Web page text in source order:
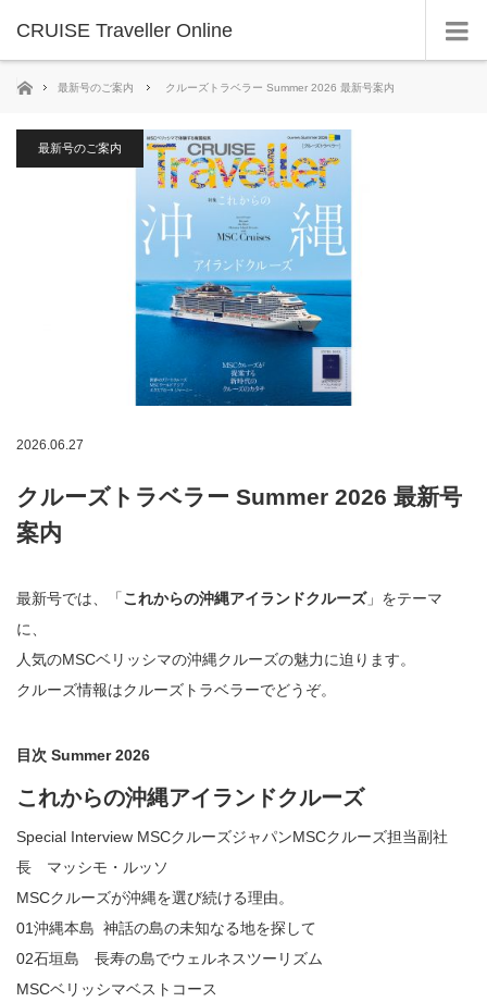
CRUISE Traveller Online
ホーム最新号のご案内 クルーズトラベラー Summer 2026 最新号案内
最新号のご案内
2026.06.27
クルーズトラベラー Summer 2026 最新号
案内
最新号では、「これからの沖縄アイランドクルーズ」をテーマ
に、
人気のMSCベリッシマの沖縄クルーズの魅力に迫ります。
クルーズ情報はクルーズトラベラーでどうぞ。
目次 Summer 2026
これからの沖縄アイランドクルーズ
Special Interview MSCクルーズジャパンMSCクルーズ担当副社
長 マッシモ・ルッソ
MSCクルーズが沖縄を選び続ける理由。
01沖縄本島 神話の島の未知なる地を探して
02石垣島 長寿の島でウェルネスツーリズム
MSCベリッシマベストコース